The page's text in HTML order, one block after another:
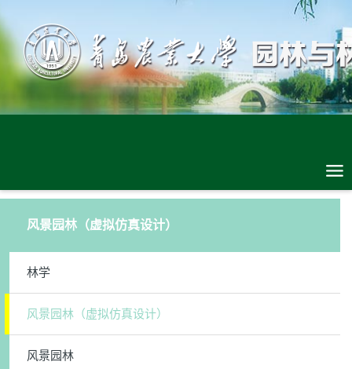
风景园林（虚拟仿真设计）
林学
风景园林（虚拟仿真设计）
风景园林